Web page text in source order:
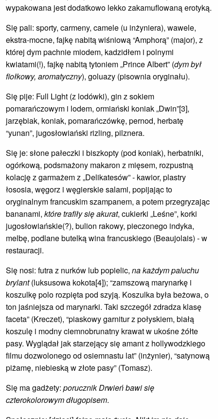
wypakowana jest dodatkowo lekko zakamuflowaną erotyką.
Się pali: sporty, carmeny, camele (u inżyniera), wawele,
ekstra-mocne, fajkę nabitą wiśniową “Amphorą” (major), z
której dym pachnie miodem, kadzidłem i polnymi
kwiatami(!), fajkę nabitą tytoniem „Prince Albert” (dym był
fiołkowy, aromatyczny), goluazy (pisownia oryginału).
Się pije: Full Light (z lodówki), gin z sokiem
pomarańczowym i lodem, ormiański koniak „Dwin”[3],
jarzębiak, koniak, pomarańczówkę, pernod, herbatę
“yunan”, jugosłowiański rizling, pilznera.
Się je: słone pałeczki i biszkopty (pod koniak), herbatniki,
ogórkową, podsmażony makaron z mięsem, rozpustną
kolację z garmażem z „Delikatesów” - kawior, plastry
łososia, węgorz i węgierskie salami, popijając to
oryginalnym francuskim szampanem, a potem przegryzając
bananami, które trafiły się akurat, cukierki „Leśne”, korki
jugosłowiańskie(?), bulion rakowy, pieczonego indyka,
melbę, podlane butelką wina francuskiego (Beaujolais) - w
restauracji.
Się nosi: futra z nurków lub popielic, na każdym paluchu
brylant(luksusowa kokota[4]); “zamszową marynarkę i
koszulkę polo rozpięta pod szyją. Koszulka była beżowa, o
ton jaśniejsza od marynarki. Taki szczegół zdradza klasę
faceta” (Kreczet), “piaskowy garnitur z połyskiem, białą
koszulę i modny ciemnobrunatny krawat w ukośne żółte
pasy. Wyglądał jak starzejący się amant z hollywodzkiego
filmu dozwolonego od osiemnastu lat” (inżynier), “satynową
piżamę, niebieską w złote pasy” (Tomasz).
Się ma gadżety: porucznik Drwień bawi się
czterokolorowym długopisem.